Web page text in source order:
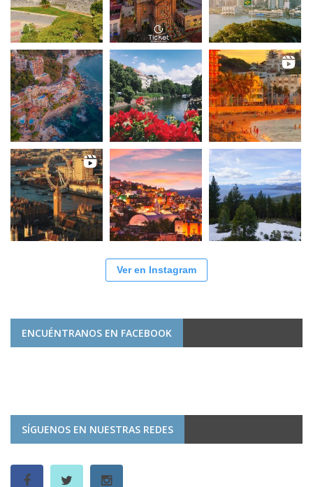
Ver en Instagram
ENCUÉNTRANOS EN FACEBOOK
SÍGUENOS EN NUESTRAS REDES